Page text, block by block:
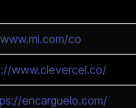
co
www.clevercel.co/
encarguelo.com/